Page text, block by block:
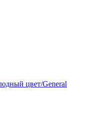
цвет/General